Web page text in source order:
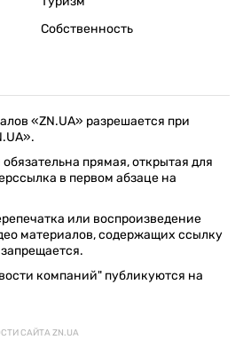
Собственность
«ZN.UA» разрешается при
прямая, открытая для
в первом абзаце на
или воспроизведение
материалов, содержащих ссылку
компаний" публикуются на
САЙТА ZN.UA